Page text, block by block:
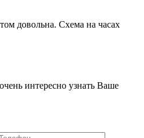
довольна. Схема на часах
интересно узнать Ваше